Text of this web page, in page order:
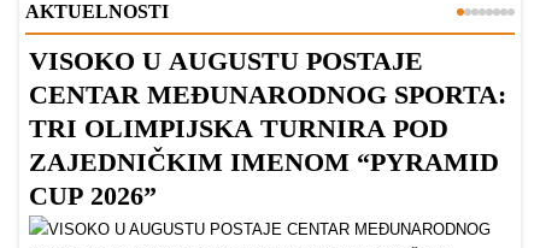
AKTUELNOSTI
VISOKO U AUGUSTU POSTAJE
CENTAR MEĐUNARODNOG SPORTA:
TRI OLIMPIJSKA TURNIRA POD
ZAJEDNIČKIM IMENOM “PYRAMID
CUP 2026”